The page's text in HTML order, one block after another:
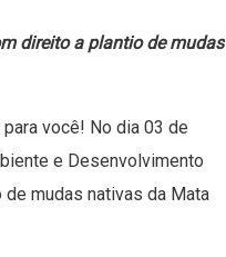
direito a plantio de mudas
você! No dia 03 de
e Desenvolvimento
mudas nativas da Mata